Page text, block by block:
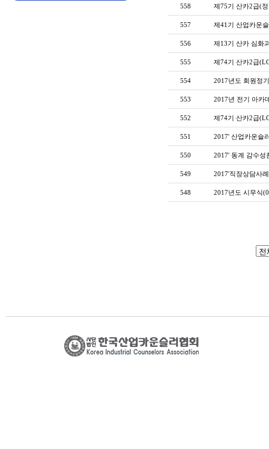
558 제75기 산카2급(
557 제41기 산업카운
556 제13기 산카 심화
555 제74기 산카2급
554 2017년도 회원정
553 2017년 전기 아카
552 제74기 산카2급
551 2017' 산업카운슬
550 2017' 동계 감수성
549 2017'직장상담사
548 2017년도 시무식